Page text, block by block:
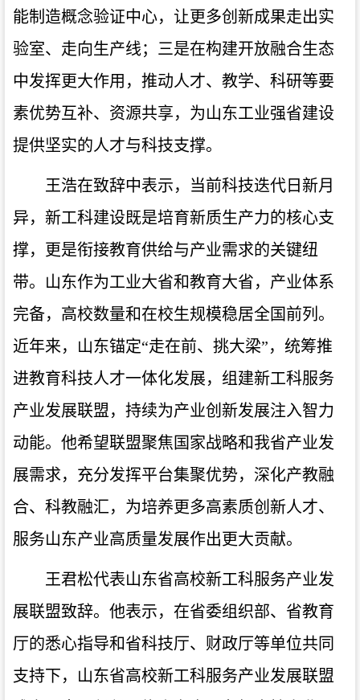
能制造概念验证中心，让更多创新成果走出实
验室、走向生产线；三是在构建开放融合生态
中发挥更大作用，推动人才、教学、科研等要
素优势互补、资源共享，为山东工业强省建设
提供坚实的人才与科技支撑。
王浩在致辞中表示，当前科技迭代日新月
异，新工科建设既是培育新质生产力的核心支
撑，更是衔接教育供给与产业需求的关键纽
带。山东作为工业大省和教育大省，产业体系
完备，高校数量和在校生规模稳居全国前列。
近年来，山东锚定“走在前、挑大梁”，统筹推
进教育科技人才一体化发展，组建新工科服务
产业发展联盟，持续为产业创新发展注入智力
动能。他希望联盟聚焦国家战略和我省产业发
展需求，充分发挥平台集聚优势，深化产教融
合、科教融汇，为培养更多高素质创新人才、
服务山东产业高质量发展作出更大贡献。
王君松代表山东省高校新工科服务产业发
展联盟致辞。他表示，在省委组织部、省教育
厅的悉心指导和省科技厅、财政厅等单位共同
支持下，山东省高校新工科服务产业发展联盟